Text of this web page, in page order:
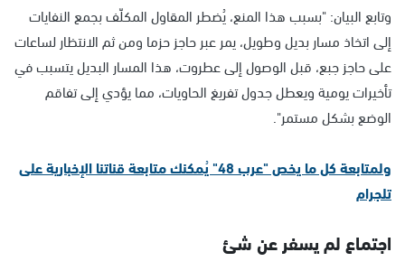
وتابع البيان: "بسبب هذا المنع، يُضطر المقاول المكلّف بجمع النفايات
إلى اتخاذ مسار بديل وطويل، يمر عبر حاجز حزما ومن ثم الانتظار لساعات
على حاجز جبع، قبل الوصول إلى عطروت، هذا المسار البديل يتسبب في
تأخيرات يومية ويعطل جدول تفريغ الحاويات، مما يؤدي إلى تفاقم
الوضع بشكل مستمر".
ولمتابعة كل ما يخص "عرب 48" يُمكنك متابعة قناتنا الإخبارية على
تلجرام
اجتماع لم يسفر عن شئ